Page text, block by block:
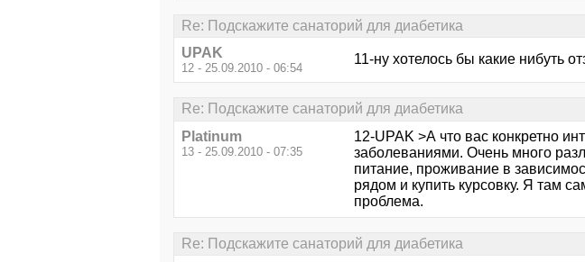
Re: Подскажите санаторий для диабетика
UPAK
12 - 25.09.2010 - 06:54
11-ну хотелось бы какие нибуть
Re: Подскажите санаторий для диабетика
Platinum
13 - 25.09.2010 - 07:35
12-UPAK >А что вас конкретно
заболеваниями. Очень много
питание, проживание в
рядом и купить курсовку. Я там
проблема.
Re: Подскажите санаторий для диабетика